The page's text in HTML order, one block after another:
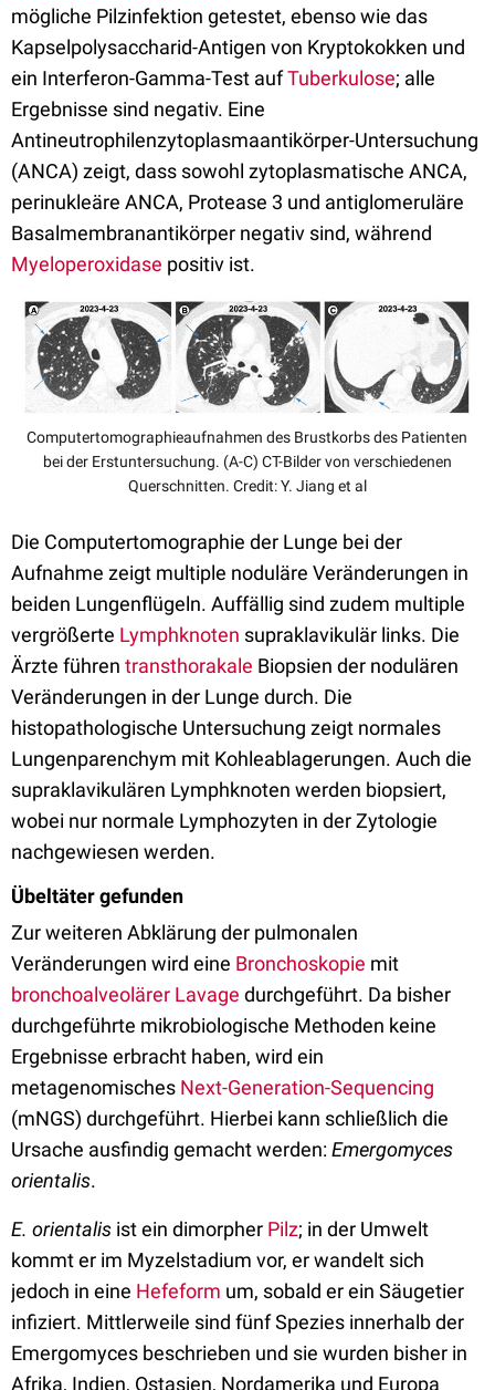
mögliche Pilzinfektion getestet, ebenso wie das
Kapselpolysaccharid-Antigen von Kryptokokken und
ein Interferon-Gamma-Test aufTuberkulose; alle
Ergebnisse sind negativ. Eine
Antineutrophilenzytoplasmaantikörper-Untersuchung
(ANCA) zeigt, dass sowohl zytoplasmatische ANCA,
perinukleäre ANCA, Protease 3 und antiglomeruläre
Basalmembranantikörper negativ sind, während
Myeloperoxidase positiv ist.
Computertomographieaufnahmen des Brustkorbs des Patienten
bei der Erstuntersuchung. (A-C) CT-Bilder von verschiedenen
Querschnitten. Credit:Y. Jiang et al
Die Computertomographie der Lunge bei der
Aufnahme zeigt multiple noduläre Veränderungen in
beiden Lungenflügeln. Auffällig sind zudem multiple
vergrößerte Lymphknoten supraklavikulär links. Die
Ärzte führen transthorakale Biopsien der nodulären
Veränderungen in der Lunge durch. Die
histopathologische Untersuchung zeigt normales
Lungenparenchym mit Kohleablagerungen. Auch die
supraklavikulären Lymphknoten werden biopsiert,
wobei nur normale Lymphozyten in der Zytologie
nachgewiesen werden.
Übeltäter gefunden
Zur weiteren Abklärung der pulmonalen
Veränderungen wird eine Bronchoskopie mit
bronchoalveolärer Lavage durchgeführt. Da bisher
durchgeführte mikrobiologische Methoden keine
Ergebnisse erbracht haben, wird ein
metagenomisches Next-Generation-Sequencing
(mNGS) durchgeführt. Hierbei kann schließlich die
Ursache ausfindig gemacht werden:Emergomyces
orientalis.
E. orientalis ist ein dimorpher Pilz; in der Umwelt
kommt er im Myzelstadium vor, er wandelt sich
jedoch in eine Hefeform um, sobald er ein Säugetier
infiziert. Mittlerweile sind fünf Spezies innerhalb der
Emergomyces beschrieben und sie wurden bisher in
Afrika, Indien, Ostasien, Nordamerika und Europa